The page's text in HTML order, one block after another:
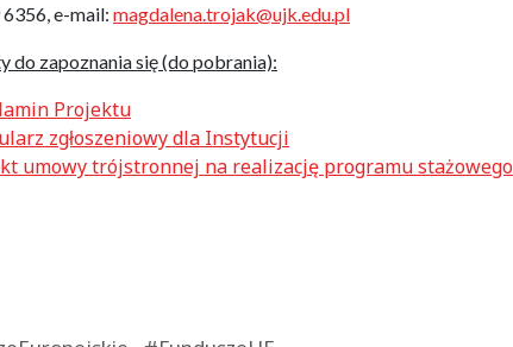
e-mail: magdalena.trojak@ujk.edu.pl
do zapoznania się (do pobrania):
Projektu
zgłoszeniowy dla Instytucji
umowy trójstronnej na realizację programu stażowego